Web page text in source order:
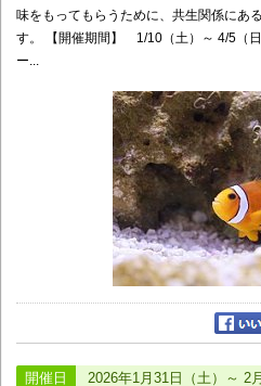
味をもってもらうために、共生関係にあ
す。 【開催期間】 1/10（土）～ 4/5（
ー...
開催日 2026年1月31日（土）～ 2